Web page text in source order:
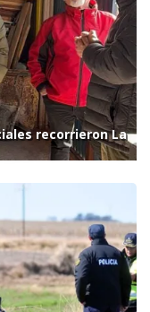
recorrieron La